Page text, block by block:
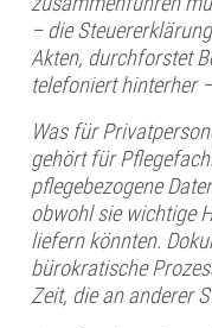
– die
Akten, durchforstet
telefoniert hinterher
Was für
gehört für
pflegebezogene
obwohl sie wichtige
liefern könnten.
bürokratische
Zeit, die an anderer